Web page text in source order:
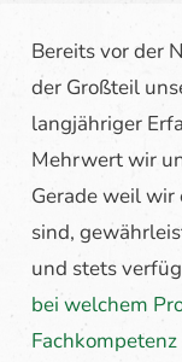
Bereits vor der
der Großteil
langjähriger
Mehrwert wir
Gerade weil wir
sind,
und stets
bei welchem